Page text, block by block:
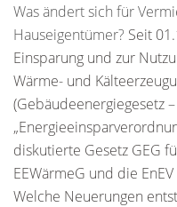
Was ändert sich für
Hauseigentümer? Seit
Einsparung und zur
Wärme- und
(Gebäudeenergiegesetz
„
diskutierte Gesetz GEG
EEWärmeG und die
Welche Neuerungen